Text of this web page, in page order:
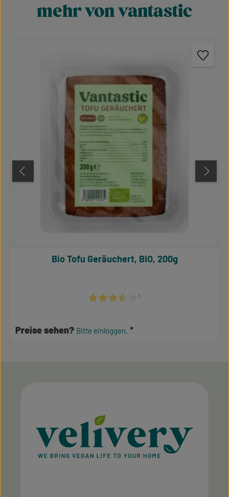
Produktgalerie überspringen
mehr von vantastic
¹
Bio Tofu Geräuchert, BIO, 200g
Preise sehen? Bitte einloggen.